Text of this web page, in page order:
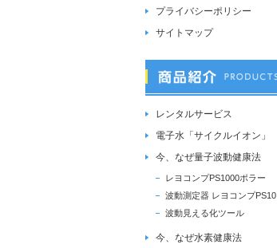
プライバシーポリシー
サイトマップ
レンタルサービス
電子水「サイクルイオン」
今、なぜ量子波動健康法
レヨコンプPS1000ポラー
波動測定器 レヨコンプPS10
波動見える化ツール
今、なぜ水素健康法